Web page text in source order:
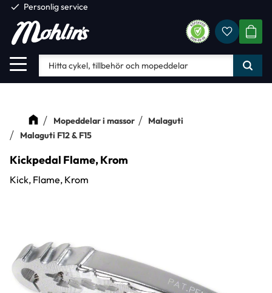
Meny
check Personlig service
Mopeddelar i massor
Malaguti
Malaguti F12 & F15
Kickpedal Flame, Krom
Kick, Flame, Krom